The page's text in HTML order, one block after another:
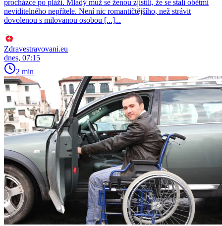
procházce po pláži. Mladý muž se ženou zjistili, že se stali obětmi
neviditelného nepřítele. Není nic romantičtějšího, než strávit
dovolenou s milovanou osobou [...]...
Zdravestravovani.eu
dnes, 07:15
2 min